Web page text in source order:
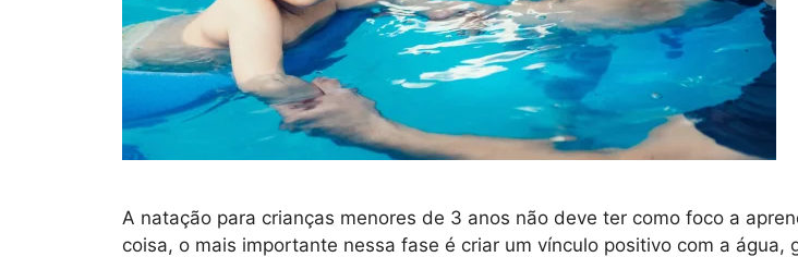
A natação para crianças menores de 3 anos não deve ter como foco a
coisa, o mais importante nessa fase é criar um vínculo positivo com a